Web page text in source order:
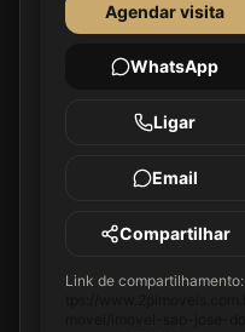
Agendar visita
WhatsApp
Ligar
Email
Compartilhar
Link de compartilhamento: